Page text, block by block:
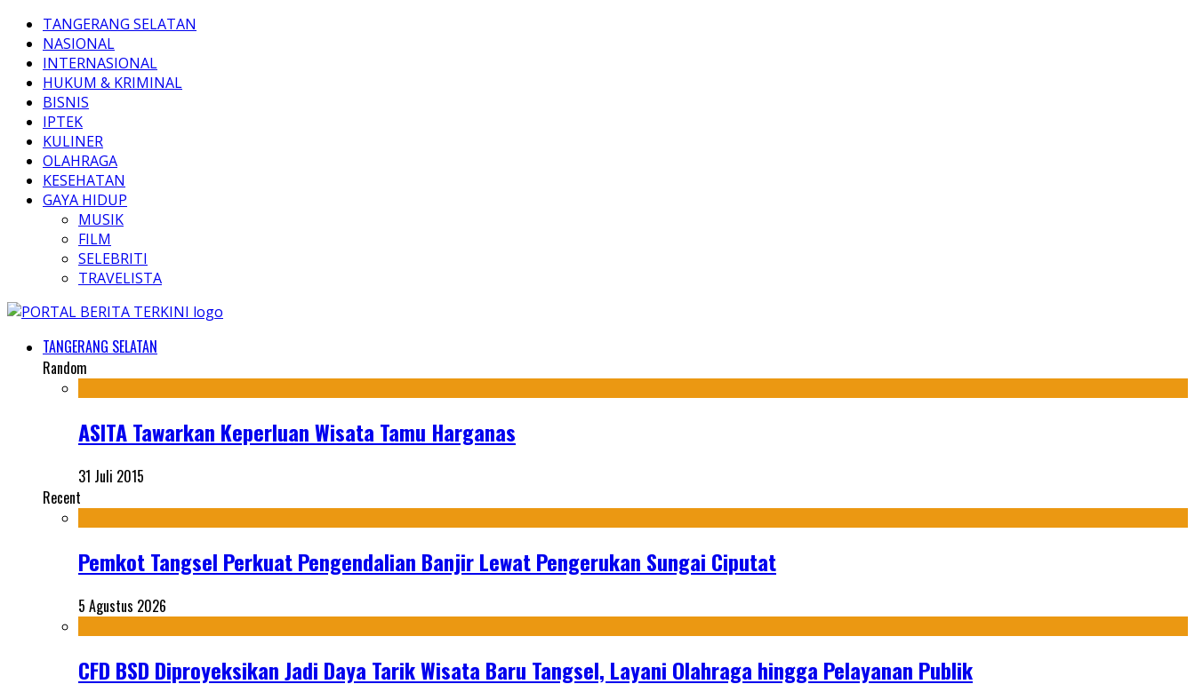
TANGERANG SELATAN
NASIONAL
INTERNASIONAL
HUKUM & KRIMINAL
BISNIS
IPTEK
KULINER
OLAHRAGA
KESEHATAN
GAYA HIDUP
MUSIK
FILM
SELEBRITI
TRAVELISTA
TANGERANG SELATAN
Random
ASITA Tawarkan Keperluan Wisata Tamu Harganas
31 Juli 2015
Recent
Pemkot Tangsel Perkuat Pengendalian Banjir Lewat Pengerukan Sungai Ciputat
5 Agustus 2026
CFD BSD Diproyeksikan Jadi Daya Tarik Wisata Baru Tangsel, Layani Olahraga hingga Pelayanan Publik